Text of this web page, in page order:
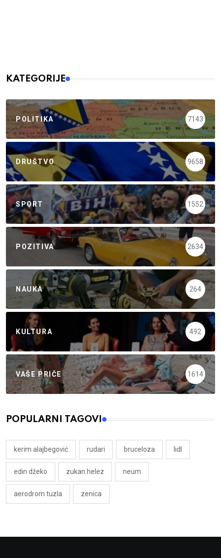
KATEGORIJE
POLITIKA 7143
DRUŠTVO 9658
SPORT 1552
POZITIVA 2634
NAUKA 264
KULTURA 492
VAŠE PRIČE 1614
POPULARNI TAGOVI
kerim alajbegović rudari bruceloza lidl
edin džeko zukan helez neum
aerodrom tuzla zenica